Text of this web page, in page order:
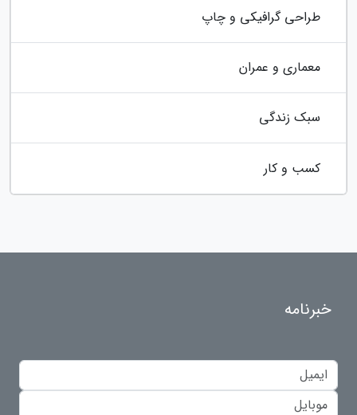
طراحی گرافیکی و چاپ
معماری و عمران
سبک زندگی
کسب و کار
خبرنامه